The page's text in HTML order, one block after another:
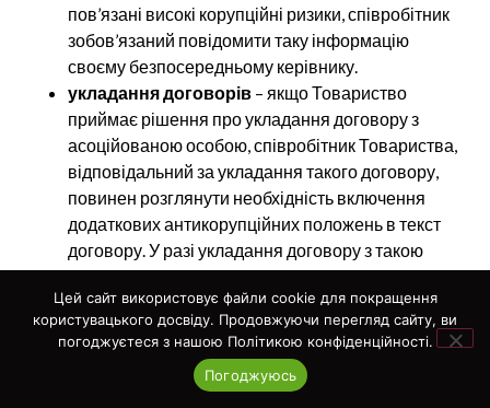
пов’язані високі корупційні ризики, співробітник
зобов’язаний повідомити таку інформацію
своєму безпосередньому керівнику.
укладання договорів – якщо Товариство
приймає рішення про укладання договору з
асоційованою особою, співробітник Товариства,
відповідальний за укладання такого договору,
повинен розглянути необхідність включення
додаткових антикорупційних положень в текст
договору. У разі укладання договору з такою
особою, співробітнику необхідно обговорити з
юрисконсультом Товариства включення в
договір найбільш підходящих положень які б
виключали можливість вчинення асоційованою
особою протиправних дій, що можуть бути
Цей сайт використовує файли cookie для покращення
користувацького досвіду. Продовжуючи перегляд сайту, ви
погоджуєтеся з нашою Політикою конфіденційності.
Погоджуюсь